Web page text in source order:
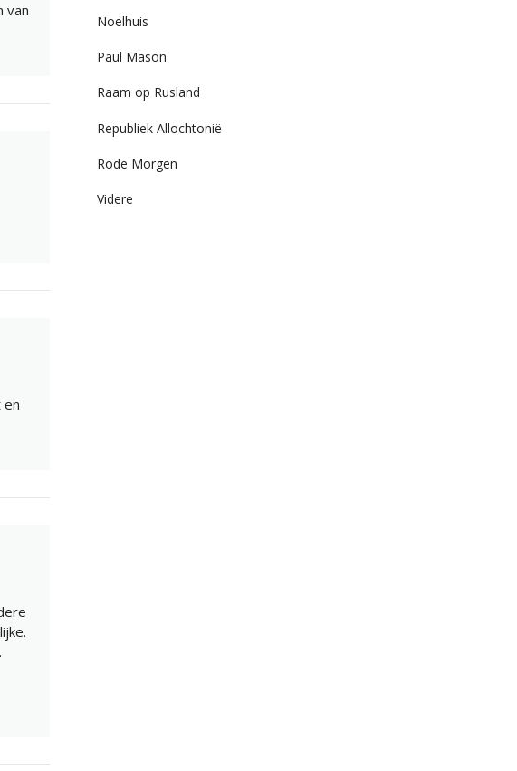
van
en
Noelhuis
Paul Mason
Raam op Rusland
Republiek Allochtonië
Rode Morgen
Videre